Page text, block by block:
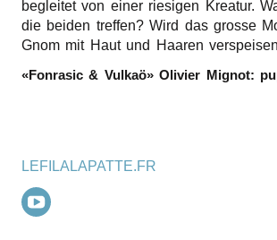
beglei­tet von einer riesi­gen Krea­tur.
die beiden tref­fen? Wird das gros­se
Gnom mit Haut und Haaren
«Fonra­sic & Vulkaö» Olivi­er Mignot:
LEFILALAPATTE.FR